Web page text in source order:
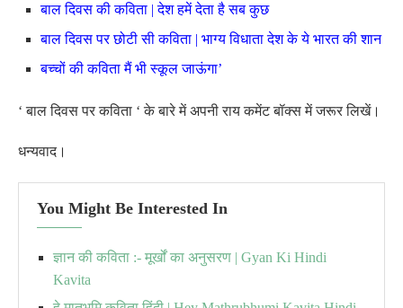
बाल दिवस की कविता | देश हमें देता है सब कुछ
बाल दिवस पर छोटी सी कविता | भाग्य विधाता देश के ये भारत की शान
बच्चों की कविता मैं भी स्कूल जाऊंगा’
‘ बाल दिवस पर कविता ‘ के बारे में अपनी राय कमेंट बॉक्स में जरूर लिखें।
धन्यवाद।
You Might Be Interested In
ज्ञान की कविता :- मूर्खों का अनुसरण | Gyan Ki Hindi
Kavita